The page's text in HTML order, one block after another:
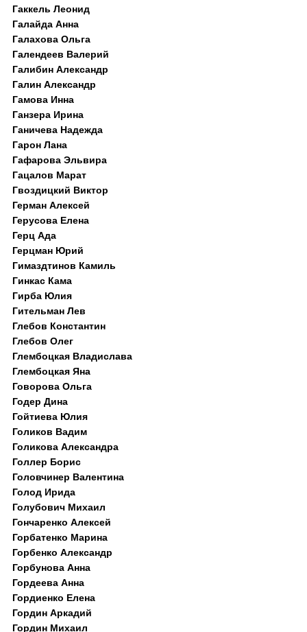
Гаккель Леонид
Галайда Анна
Галахова Ольга
Галендеев Валерий
Галибин Александр
Галин Александр
Гамова Инна
Ганзера Ирина
Ганичева Надежда
Гарон Лана
Гафарова Эльвира
Гацалов Марат
Гвоздицкий Виктор
Герман Алексей
Герусова Елена
Герц Ада
Герцман Юрий
Гимаздтинов Камиль
Гинкас Кама
Гирба Юлия
Гительман Лев
Глебов Константин
Глебов Олег
Глембоцкая Владислава
Глембоцкая Яна
Говорова Ольга
Годер Дина
Гойтиева Юлия
Голиков Вадим
Голикова Александра
Голлер Борис
Головчинер Валентина
Голод Ирида
Голубович Михаил
Гончаренко Алексей
Горбатенко Марина
Горбенко Александр
Горбунова Анна
Гордеева Анна
Гордиенко Елена
Гордин Аркадий
Гордин Михаил